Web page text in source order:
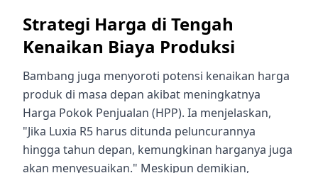
Strategi Harga di Tengah
Kenaikan Biaya Produksi
Bambang juga menyoroti potensi kenaikan harga
produk di masa depan akibat meningkatnya
Harga Pokok Penjualan (HPP). Ia menjelaskan,
"Jika Luxia R5 harus ditunda peluncurannya
hingga tahun depan, kemungkinan harganya juga
akan menyesuaikan." Meskipun demikian,